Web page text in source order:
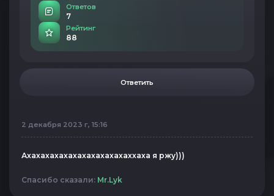
Ответов
7
Рейтинг
88
Ответить
2 декабря 2023 г, 15:16
Ахахахахахахахахахахахаххаха я ржу)))
Спасибо сказали: Mr.Lyk